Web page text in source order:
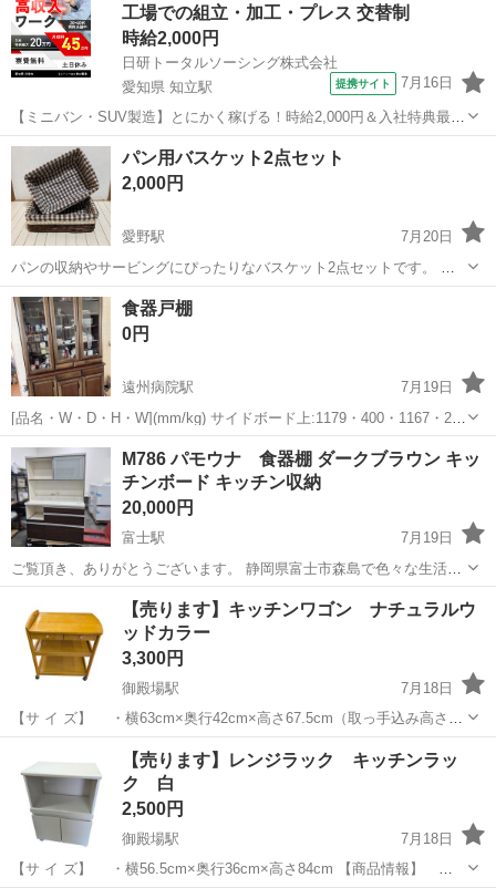
工場での組立・加工・プレス 交替制
時給2,000円
日研トータルソーシング株式会社
愛知県 知立駅
提携サイト 7月16日
【ミニバン・SUV製造】とにかく稼げる！時給2,000円＆入社特典最大
20万円支給！／寮費無料＆生活備品付き／土日休み／未経験OK＆研修
あり◎ ミニバン・SUV製造 トヨタ車体各工場でのミニバン・SUV新
車製造に関わる諸作...
愛知 刈谷市 知立駅 その他
パン用バスケット2点セット
2,000円
愛野駅
7月20日
パンの収納やサービングにぴったりなバスケット2点セットです。 ブ
ラウンのチェック柄の布とレース付きで、見た目も可愛くインテリア
としてもおすすめです。 【セット内容】 ・バスケット2点 【サイズ】
約38...
静岡 袋井市 愛野駅
食器戸棚
0円
遠州病院駅
7月19日
[品名・W・D・H・W](mm/kg) サイドボード上:1179・400・1167・20-
30 サイドボード下:1179・455・804・50 引き出し:698・317・776・
12.5
静岡 浜松市 遠州病院駅 収納家具
M786 パモウナ 食器棚 ダークブラウン キッ
チンボード キッチン収納
20,000円
富士駅
7月19日
ご覧頂き、ありがとうございます。 静岡県富士市森島で色々な生活家
具を販売しております。 まとめてご購入して頂ければ、お値引きさせ
ていただきます！ 商品説明 写真でご確認できると思いますが、 右側
の表面に剥がれ、裏面に落...
富士駅 収納家具
【売ります】キッチンワゴン ナチュラルウ
ッドカラー
3,300円
御殿場駅
7月18日
【サ イ ズ】 ・横63cm×奥行42cm×高さ67.5cm（取っ手込み高さ
72cm） 【商品情報】 ・状態/中古/現状品/使用感あり。 ・特徴/
引き出し2個付き（右開きにくいです） ・付属品は画像が全て...
御殿場市 御殿場駅 ワゴン
【売ります】レンジラック キッチンラッ
ク 白
2,500円
御殿場駅
7月18日
【サ イ ズ】 ・横56.5cm×奥行36cm×高さ84cm 【商品情報】